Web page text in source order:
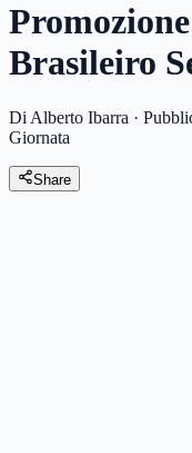
Brasileiro
Di Alberto Ibarra ·
Giornata
Share